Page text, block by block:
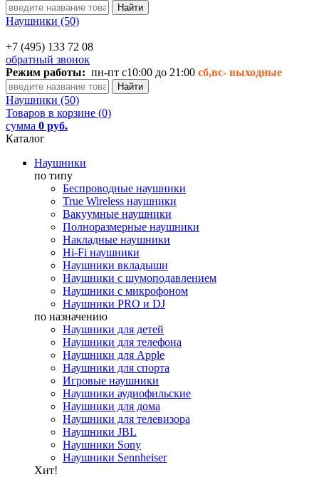
Наушники (50)
+7 (495) 133 72 08
обратный звонок
Режим работы: пн-пт с10:00 до 21:00 сб,вс- выходные
Наушники (50)
Товаров в корзине (0)
сумма 0 руб.
Каталог
Наушники
по типу
Беспроводные наушники
True Wireless наушники
Вакуумные наушники
Полноразмерные наушники
Накладные наушники
Hi-Fi наушники
Наушники вкладыши
Наушники с шумоподавлением
Наушники с микрофоном
Наушники PRO и DJ
по назначению
Наушники для детей
Наушники для телефона
Наушники для Apple
Наушники для спорта
Игровые наушники
Наушники аудиофильские
Наушники для дома
Наушники для телевизора
Наушники JBL
Наушники Sony
Наушники Sennheiser
Хит!